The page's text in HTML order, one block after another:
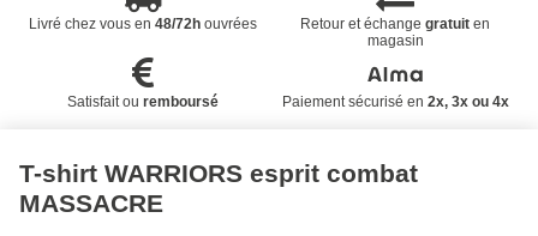
Livré chez vous en 48/72houvrées Retour et échangegratuit en
magasin
Satisfait ou remboursé Paiement sécurisé en 2x, 3x ou 4x
T-shirt WARRIORS esprit combat
MASSACRE